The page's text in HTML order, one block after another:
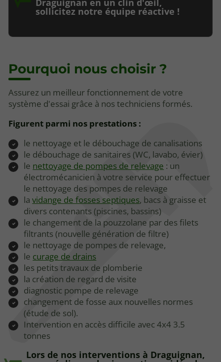
Draguignan en un clin d'œil,
sollicitez notre équipe réactive !
Pourquoi nous choisir ?
Assurez un meilleur fonctionnement de votre
système d'essai grâce à nos techniciens formés.
Figurent parmi nos prestations :
le nettoyage et le débouchage de canalisations
le débouchage de sanitaires (WC, lavabo, évier)
le nettoyage de pompes de relevage : un
électromécanicien à votre service pour effectuer
le nettoyage des pompes de relevage
lavidange de fosses septiques, bacs à graisse et
divers contenants (piscines, bassins)
le changement de la pouzzolane par des filets
filtrants (nouvelle génération de filtre)
le nettoyage de pompes de relevage,
le curage de drains
les petits travaux de plomberie
la création de regard de visite
diagnostic pompe de relevage
changement de fosse aux nouvelles normes
(étude de sol).
Intervention en accès difficile avec 4x4 3.5
tonnes
Lors de nos interventions à Draguignan,